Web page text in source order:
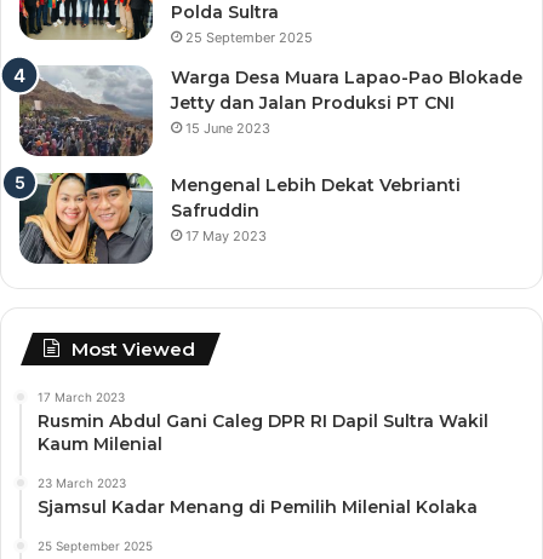
Polda Sultra
25 September 2025
Warga Desa Muara Lapao-Pao Blokade
Jetty dan Jalan Produksi PT CNI
15 June 2023
Mengenal Lebih Dekat Vebrianti
Safruddin
17 May 2023
Most Viewed
17 March 2023
Rusmin Abdul Gani Caleg DPR RI Dapil Sultra Wakil
Kaum Milenial
23 March 2023
Sjamsul Kadar Menang di Pemilih Milenial Kolaka
25 September 2025